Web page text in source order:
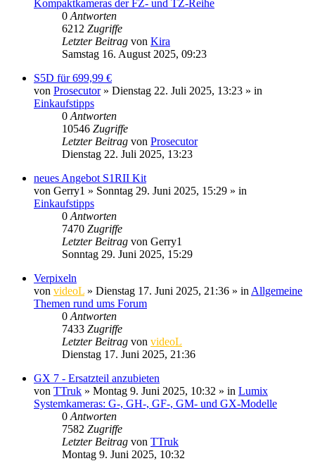
Kompaktkameras der FZ- und TZ-Reihe
0 Antworten
6212 Zugriffe
Letzter Beitrag von Kira
Samstag 16. August 2025, 09:23
S5D für 699,99 €
von Prosecutor» Dienstag 22. Juli 2025, 13:23 » in
Einkaufstipps
0 Antworten
10546 Zugriffe
Letzter Beitrag von Prosecutor
Dienstag 22. Juli 2025, 13:23
neues Angebot S1RII Kit
von Gerry1 » Sonntag 29. Juni 2025, 15:29 » in
Einkaufstipps
0 Antworten
7470 Zugriffe
Letzter Beitrag von Gerry1
Sonntag 29. Juni 2025, 15:29
Verpixeln
von videoL » Dienstag 17. Juni 2025, 21:36 » in Allgemeine
Themen rund ums Forum
0 Antworten
7433 Zugriffe
Letzter Beitrag von videoL
Dienstag 17. Juni 2025, 21:36
GX 7 - Ersatzteil anzubieten
von TTruk » Montag 9. Juni 2025, 10:32 » in Lumix
Systemkameras: G-, GH-, GF-, GM- und GX-Modelle
0 Antworten
7582 Zugriffe
Letzter Beitrag von TTruk
Montag 9. Juni 2025, 10:32